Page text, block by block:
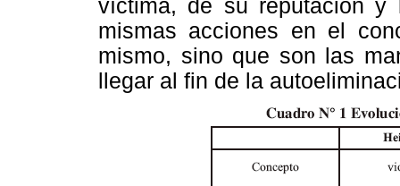
víctima, de su reputación y
mismas acciones en el
mismo, sino que son las
llegar al fin de la